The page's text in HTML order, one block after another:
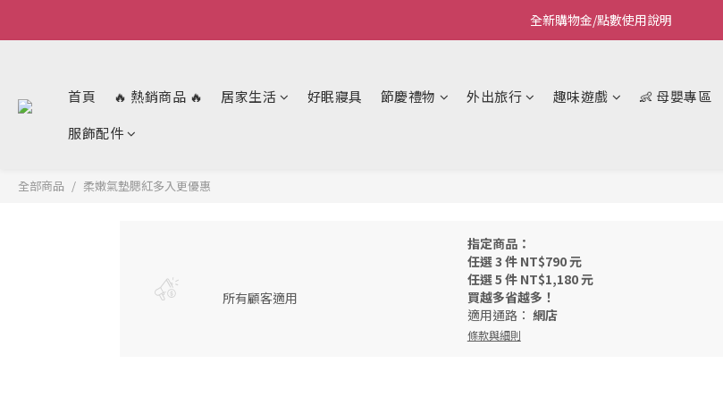
Welcome~私藏生活~
全新購物金/點數使用說明
首頁 🔥 熱銷商品 🔥 居家生活 好眠寢具 節慶禮物 外出旅行 趣味遊戲 👶 母嬰專區
服飾配件
全部商品 柔嫩氣墊腮紅多入更優惠
所有顧客適用
指定商品：
任選 3 件 NT$790 元
任選 5 件 NT$1,180 元
買越多省越多！
適用通路： 網店
條款與細則